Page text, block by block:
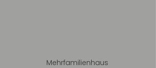
Mehrfamilienhaus